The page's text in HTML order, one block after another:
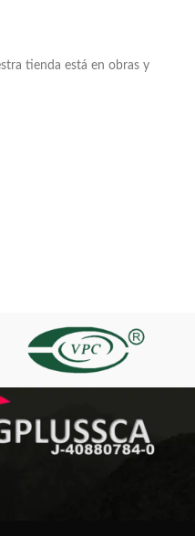
tienda está en obras y